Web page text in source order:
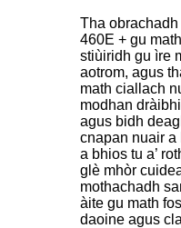
Tha
460E + gu
stiùiridh gu ìre
aotrom, agus
math ciallach
modhan
agus bidh
cnapan nuair a
a bhios tu a’
glè mhòr
mothachadh
àite gu math
daoine agus